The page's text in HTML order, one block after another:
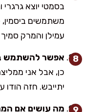
בסמטי יוצא
משתמשים
עמילן והמרק סמיך
אפשר להשתמש
כן, אבל אני
יתייבש. חזה הודו
מה עושים אם